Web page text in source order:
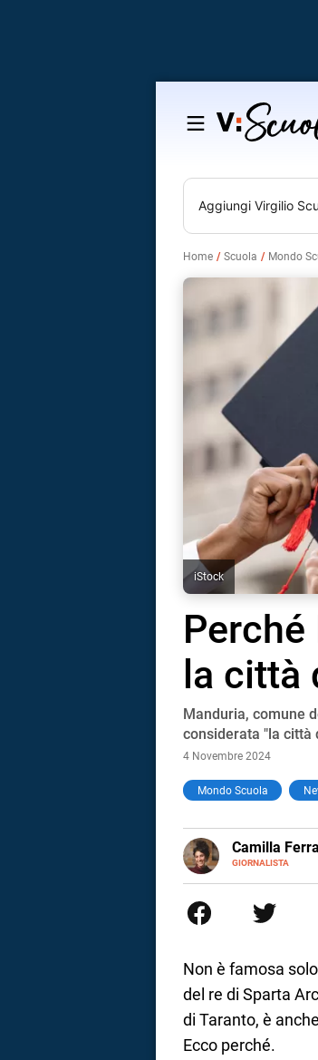
Salta
contenuto
Aggiungi Virgilio
Home Scuola Mondo
iStock
la città
Manduria, comune
considerata "la città
4 Novembre 2024
Mondo Scuola
Camilla
GIORNALISTA
E-
MAIL
LINKEDIN
più fermata.
la mente.
Non è famosa
del re di Sparta
di Taranto, è
Ecco perché.